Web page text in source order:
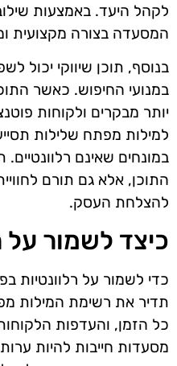
לקהל היעד. באמצעות
המסעדה בצורה מקצועית
בנוסף, תוכן שיווקי
במנועי החיפוש. כאשר
יותר מבקרים ולקוחות
למילות מפתח שלילות
במונחים שאינם
התוכן, אלא גם תורם
להצלחת העסק.
כיצד לשמור על
כדי לשמור על רלוונטיות
תדיר את רשימת המילות
כל הזמן, והעדפות
מסעדות חייבות להיות